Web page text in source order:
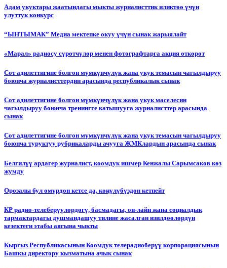
Адам укуктары жаатындагы мыкты журналисттик иликтөө үчүн
улуттук конкурс
“ЫНТЫМАК” Медиа мектепке окуу үчүн сынак жарыялайт
«Марал» радиосу сүрөтчүлөр менен фотографтарга акция өткөрөт
Сот адилеттигине болгон мүмкүнчүлүк жана укук темасын чагылдыруу
боюнча журналисттердин арасында республикалык сынак
Сот адилеттигине болгон мүмкүнчүлүк жана укук маселесин
чагылдыруу боюнча тренингге катышууга журналисттер арасында
сынак
Сот адилеттигине болгон мүмкүнчүлүк жана укук темасын чагылдыруу
боюнча туруктуу рубрикаларды ачууга ЖМКлардын арасында сынак
Белгилүү ардагер журналист, коомдук ишмер Кенжалы Сарымсаков көз
жумду
Орозалы бул өмүрдөн кетсе да, көңүлүбүздөн кетпейт
КР радио-телеберүүлөрдөгү, басмадагы, он-лайн жана социалдык
тармактардагы душмандашуу тилине жасалган изилдөөлөрдүн
кезектеги этабы аягына чыкты
Кыргыз Республикасынын Коомдук телерадиоберүү корпорациясынын
Башкы директору кызматына ачык сынак